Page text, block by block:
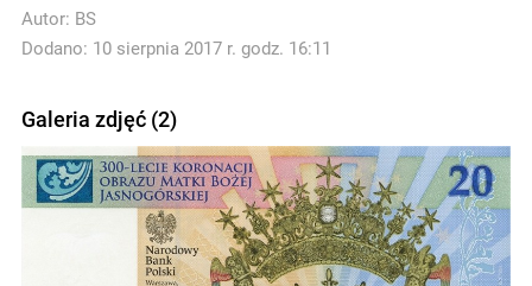
Autor: BS
Dodano: 10 sierpnia 2017 r. godz. 16:11
Galeria zdjęć (2)